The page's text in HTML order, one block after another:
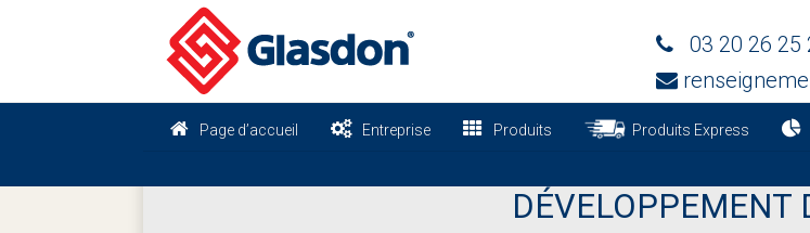
03 20 26 25
Page d’accueil Entreprise Produits Produits Express
DÉVELOPPEMENT